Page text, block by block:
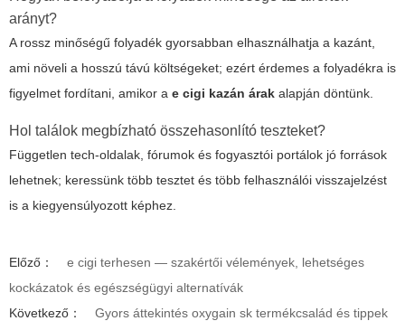
arányt?
A rossz minőségű folyadék gyorsabban elhasználhatja a kazánt,
ami növeli a hosszú távú költségeket; ezért érdemes a folyadékra is
figyelmet fordítani, amikor a e cigi kazán árak alapján döntünk.
Hol találok megbízható összehasonlító teszteket?
Független tech-oldalak, fórumok és fogyasztói portálok jó források
lehetnek; keressünk több tesztet és több felhasználói visszajelzést
is a kiegyensúlyozott képhez.
Előző：
e cigi terhesen — szakértői vélemények, lehetséges
kockázatok és egészségügyi alternatívák
Következő：
Gyors áttekintés oxygain sk termékcsalád és tippek